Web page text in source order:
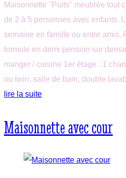
Maisonnette "Puits" meublée tout
de 2 à 5 personnes avec enfants.
semaine en famille ou entre amis.
formule en demi pension sur
manger / cuisine 1er étage : 1
ou twin, salle de bain, double
lire la suite
Maisonnette avec cour